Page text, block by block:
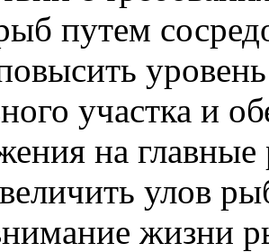
путем
участка и
на
улов
жизни